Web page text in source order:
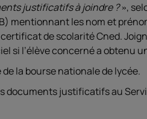
justificatifs à joindre ? ,
mentionnant les nom et
de scolarité Cned.
si l’élève concerné a obtenu
la bourse nationale de lycée.
documents justificatifs au